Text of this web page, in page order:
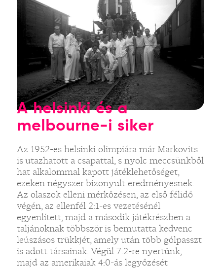
A helsinki és a
melbourne-i siker
Az 1952-es helsinki olimpiára már Markovits
is utazhatott a csapattal, s nyolc meccsünkből
hat alkalommal kapott játéklehetőséget,
ezeken négyszer bizonyult eredményesnek.
Az olaszok elleni mérkőzésen, az első félidő
végén, az ellenfél 2:1-es vezetésénél
egyenlített, majd a második játékrészben a
taljánoknak többször is bemutatta kedvenc
leúszásos trükkjét, amely után több gólpasszt
is adott társainak. Végül 7:2-re nyertünk,
majd az amerikaiak 4:0-ás legyőzését